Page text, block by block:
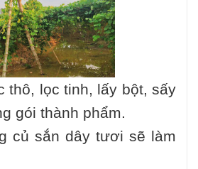
thô, lọc tinh, lấy bột, sấy
gói thành phẩm.
củ sắn dây tươi sẽ làm